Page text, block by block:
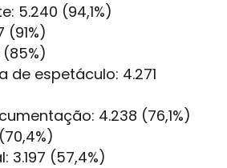
5.240 (94,1%)
(91%)
(85%)
de espetáculo: 4.271
4.238 (76,1%)
3.197 (57,4%)